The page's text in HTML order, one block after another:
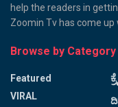
help the readers in
Zoomin Tv has come up
Browse by Category
Featured
VIRAL